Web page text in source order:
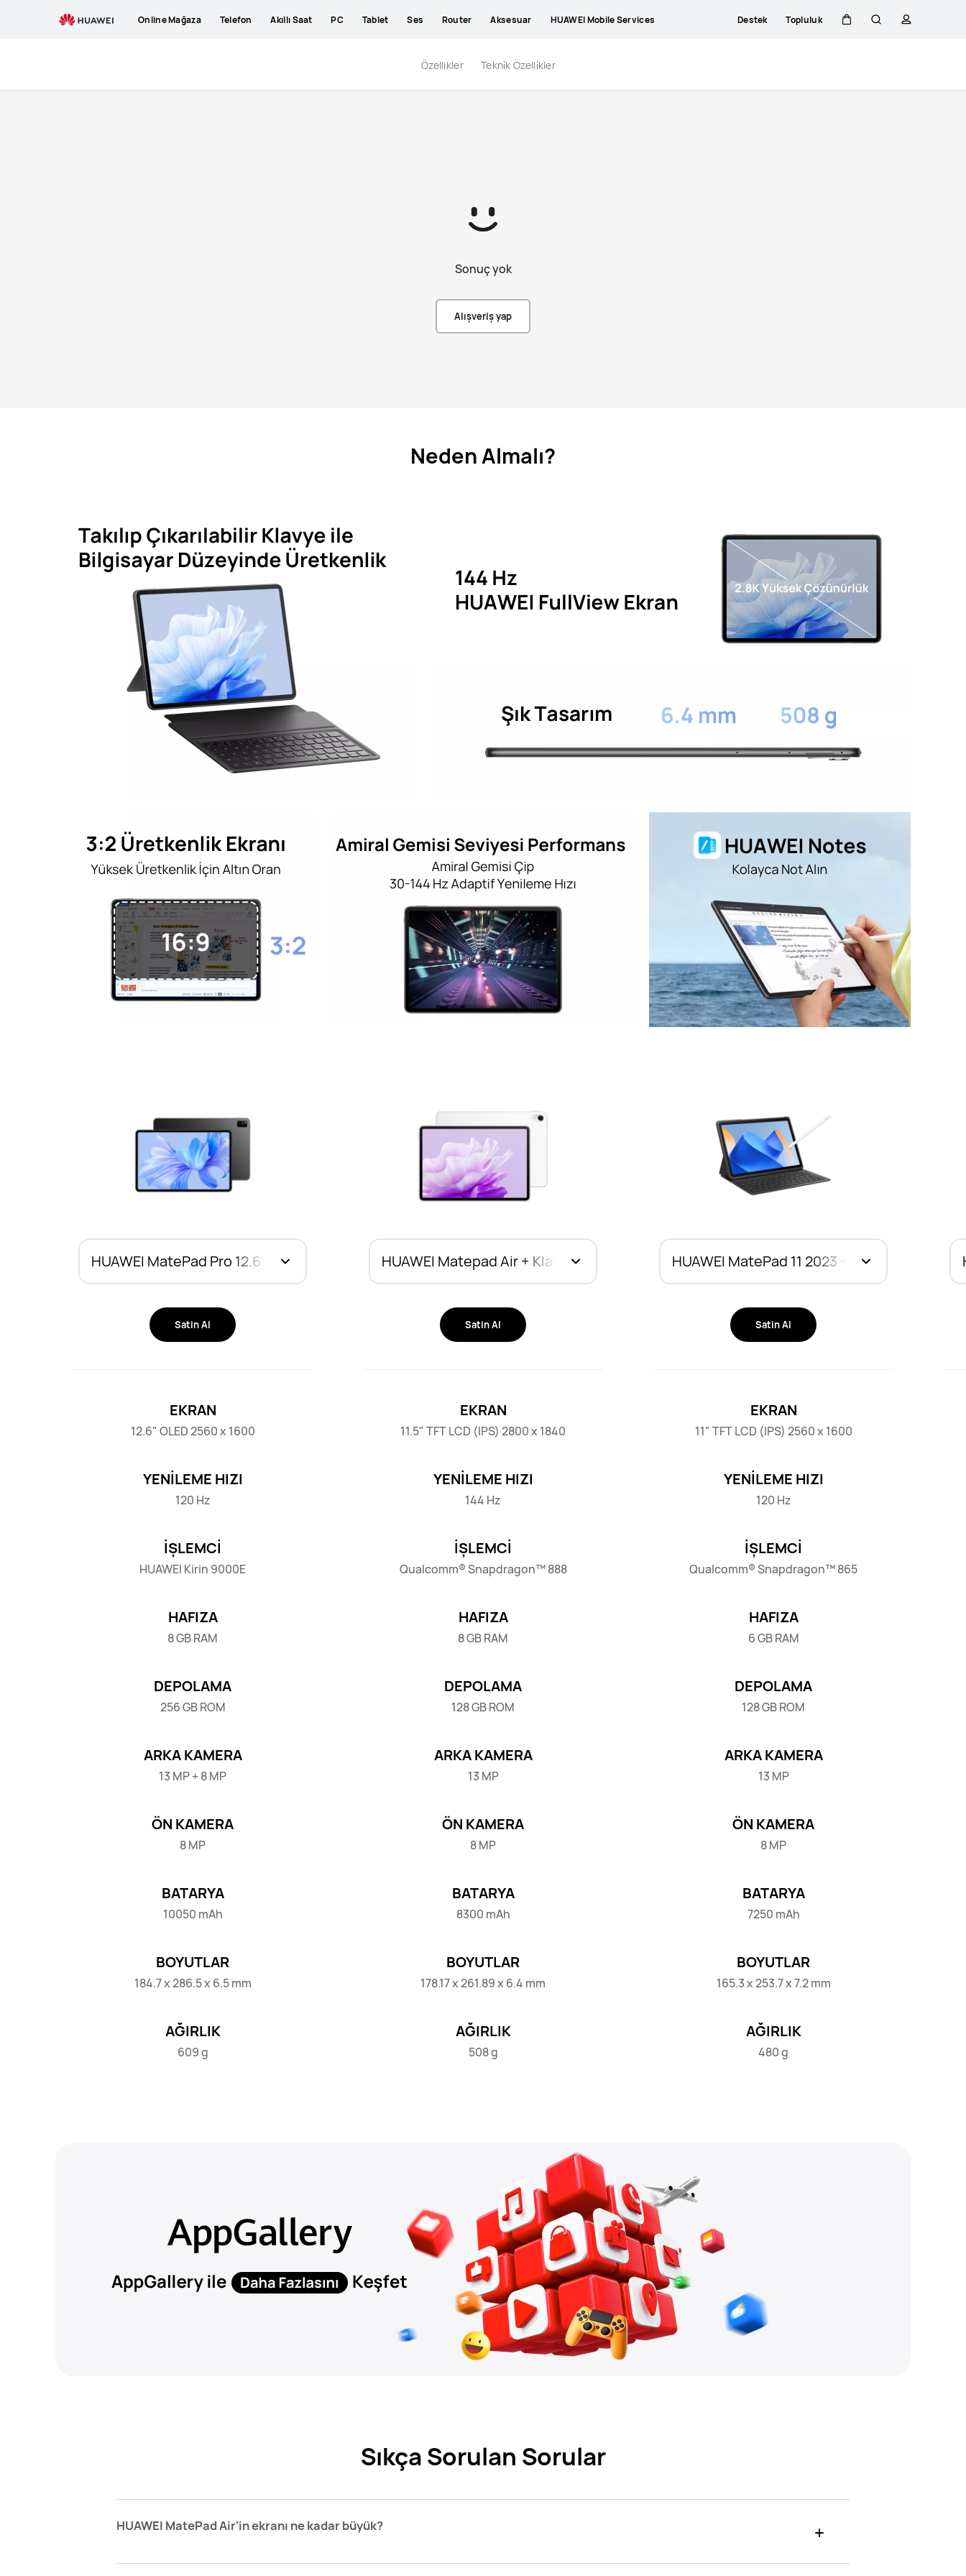
HUAWEI
Air
Online Mağaza Telefon Akıllı Saat PC Tablet Ses Router Aksesuar HUAWEI Mobile Services Destek Topluluk
Özellikler Tekni̇k Özelli̇kler
Sonuç yok
Alışveriş yap
Neden Almalı?
Satin Al
EKRAN
12.6" OLED 2560 x 1600
YENİLEME HIZI
120 Hz
İŞLEMCİ
HUAWEI Kirin 9000E
HAFIZA
8 GB RAM
DEPOLAMA
256 GB ROM
ARKA KAMERA
13 MP + 8 MP
ÖN KAMERA
8 MP
BATARYA
10050 mAh
BOYUTLAR
184.7 x 286.5 x 6.5 mm
AĞIRLIK
609 g
Satin Al
EKRAN
11.5" TFT LCD (IPS) 2800 x 1840
YENİLEME HIZI
144 Hz
İŞLEMCİ
Qualcomm® Snapdragon™ 888
HAFIZA
8 GB RAM
DEPOLAMA
128 GB ROM
ARKA KAMERA
13 MP
ÖN KAMERA
8 MP
BATARYA
8300 mAh
BOYUTLAR
178.17 x 261.89 x 6.4 mm
AĞIRLIK
508 g
Satin Al
EKRAN
11" TFT LCD (IPS) 2560 x 1600
YENİLEME HIZI
120 Hz
İŞLEMCİ
Qualcomm® Snapdragon™ 865
HAFIZA
6 GB RAM
DEPOLAMA
128 GB ROM
ARKA KAMERA
13 MP
ÖN KAMERA
8 MP
BATARYA
7250 mAh
BOYUTLAR
165.3 x 253.7 x 7.2 mm
AĞIRLIK
480 g
Sıkça Sorulan Sorular
HUAWEI MatePad Air'in ekranı ne kadar büyük?